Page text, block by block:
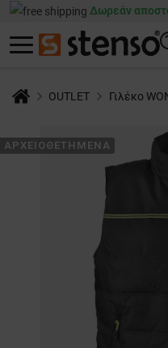
Δωρεάν
OUTLET Γιλέκο
ΑΡΧΕΙΟΘΕΤΗΜΈΝΑ